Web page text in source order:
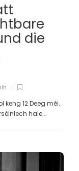
die
keng 12 Deeg méi.
hale...